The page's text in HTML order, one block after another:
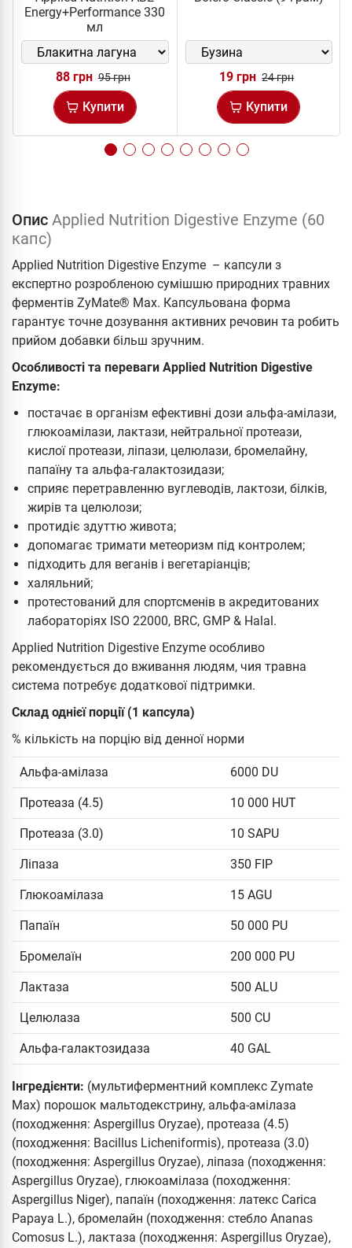
Energy+Performance 330
мл
88 грн 95 грн
Купити
19 грн 24 грн
Купити
Опис Applied Nutrition Digestive Enzyme (60
капс)
Applied Nutrition Digestive Enzyme – капсули з
експертно розробленою сумішшю природних травних
ферментів ZyMate® Max. Капсульована форма
гарантує точне дозування активних речовин та робить
прийом добавки більш зручним.
Особливості та переваги Applied Nutrition Digestive
Enzyme:
постачає в організм ефективні дози альфа-амілази,
глюкоамілази, лактази, нейтральної протеази,
кислої протеази, ліпази, целюлази, бромелайну,
папаїну та альфа-галактозидази;
сприяє перетравленню вуглеводів, лактози, білків,
жирів та целюлози;
протидіє здуттю живота;
допомагає тримати метеоризм під контролем;
підходить для веганів і вегетаріанців;
халяльний;
протестований для спортсменів в акредитованих
лабораторіях ISO 22000, BRC, GMP & Halal.
Applied Nutrition Digestive Enzyme особливо
рекомендується до вживання людям, чия травна
система потребує додаткової підтримки.
Склад однієї порції (1 капсула)
% кількість на порцію від денної норми
Альфа-амілаза 6000 DU
Протеаза (4.5) 10 000 HUT
Протеаза (3.0) 10 SAPU
Ліпаза 350 FIP
Глюкоамілаза 15 AGU
Папаїн 50 000 PU
Бромелаїн 200 000 PU
Лактаза 500 ALU
Целюлаза 500 CU
Альфа-галактозидаза 40 GAL
Інгредієнти: (мультиферментний комплекс Zymate
Max) порошок мальтодекстрину, альфа-амілаза
(походження: Aspergillus Oryzae), протеаза (4.5)
(походження: Bacillus Licheniformis), протеаза (3.0)
(походження: Aspergillus Oryzae), ліпаза (походження:
Aspergillus Oryzae), глюкоамілаза (походження:
Aspergillus Niger), папаїн (походження: латекс Carica
Papaya L.), бромелайн (походження: стебло Ananas
Comosus L.), лактаза (походження: Aspergillus Oryzae),